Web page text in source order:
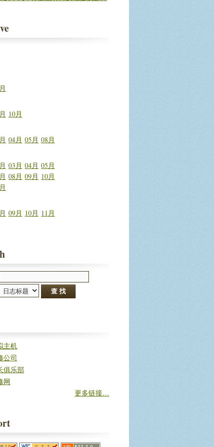
10月
04月 05月 08月
03月 04月 05月
08月 09月 10月
09月 10月 11月
主机
公司
俱乐部
网
更多链接…